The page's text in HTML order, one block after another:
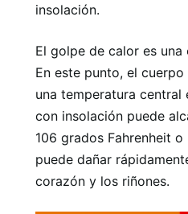
insolación.
El golpe de calor es una
En este punto, el
una temperatura central
con insolación puede
106 grados Fahrenheit
puede dañar
corazón y los riñones.